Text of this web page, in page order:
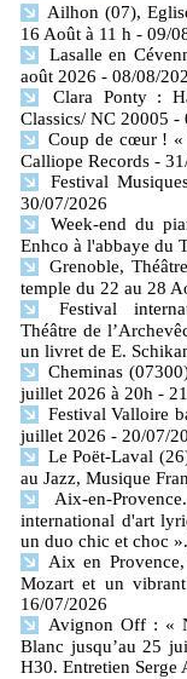
Ailhon (07),
16 Août à 11 h - 09/
Lasalle en
août 2026 - 08/08/
Clara Ponty :
Classics/ NC 20005 -
Coup de cœur ! «
Calliope Records -
Festival
30/07/2026
Week-end du
Enhco à l'abbaye du
Grenoble,
temple du 22 au 28
Festival
Théâtre de
un livret de E.
Cheminas
juillet 2026 à 20h -
Festival Valloire
juillet 2026 - 20/07/
Le Poët-Laval
au Jazz, Musique
Aix-en-
international d'art
un duo chic et choc
Aix en
Mozart et un
16/07/2026
Avignon Off : «
Blanc jusqu’au 25
H30. Entretien Serge